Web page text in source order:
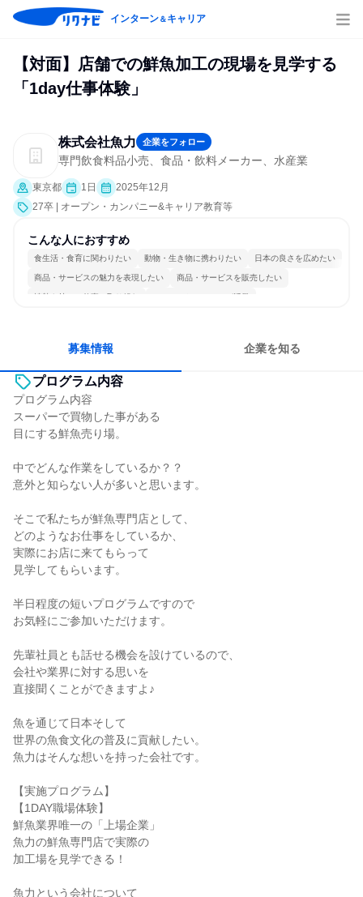
インターン＆キャリア
【対面】店舗での鮮魚加工の現場を見学する
「1day仕事体験」
株式会社魚力 企業をフォロー
専門飲食料品小売、食品・飲料メーカー、水産業
東京都 1日
2025年12月
27卒 | オープン・カンパニー&キャリア教育等
こんな人におすすめ
食生活・食育に関わりたい 動物・生き物に携わりたい 日本の良さを広めたい
商品・サービスの魅力を表現したい 商品・サービスを販売したい
情熱を持って仕事に取り組む コミュニケーションが活発
募集情報 企業を知る
プログラム内容
プログラム内容
スーパーで買物した事がある
目にする鮮魚売り場。
中でどんな作業をしているか？？
意外と知らない人が多いと思います。
そこで私たちが鮮魚専門店として、
どのようなお仕事をしているか、
実際にお店に来てもらって
見学してもらいます。
半日程度の短いプログラムですので
お気軽にご参加いただけます。
先輩社員とも話せる機会を設けているので、
会社や業界に対する思いを
直接聞くことができますよ♪
魚を通じて日本そして
世界の魚食文化の普及に貢献したい。
魚力はそんな想いを持った会社です。
【実施プログラム】
【1DAY職場体験】
鮮魚業界唯一の「上場企業」
魚力の鮮魚専門店で実際の
加工場を見学できる！
魚力という会社について